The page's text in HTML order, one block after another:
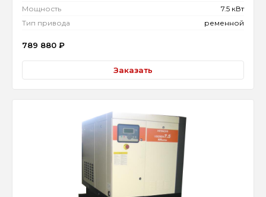
Мощность
7.5 кВт
Тип привода
ременной
789 880 ₽
Заказать